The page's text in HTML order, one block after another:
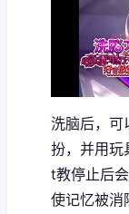
洗脑后，可
扮，并用玩
t教停止后
使记忆被消